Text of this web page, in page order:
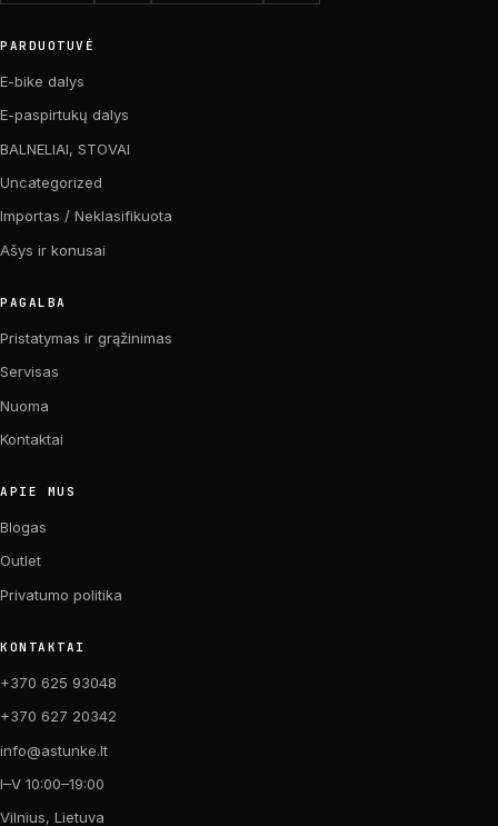
PARDUOTUVĖ
E-bike dalys
E-paspirtukų dalys
BALNELIAI, STOVAI
Uncategorized
Importas / Neklasifikuota
Ašys ir konusai
PAGALBA
Pristatymas ir grąžinimas
Servisas
Nuoma
Kontaktai
APIE MUS
Blogas
Outlet
Privatumo politika
KONTAKTAI
+370 625 93048
+370 627 20342
info@astunke.lt
I–V 10:00–19:00
Vilnius, Lietuva